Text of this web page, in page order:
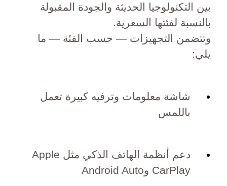
بين التكنولوجيا الحديثة والجودة المقبولة
بالنسبة لفئتها السعرية.
وتتضمن التجهيزات — حسب الفئة — ما
يلي:
شاشة معلومات وترفيه كبيرة تعمل
باللمس
دعم أنظمة الهاتف الذكي مثل Apple
CarPlay وAndroid Auto